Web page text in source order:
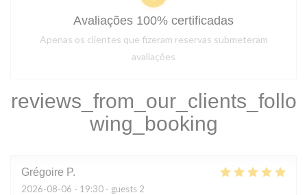
reviews_from_our_clients_follo
wing_booking
Grégoire P
2026-08-06 - 19:30 - guests 2
Avaliações 100% certificadas
Apenas os clientes que fizeram reservas submeteram
avaliações